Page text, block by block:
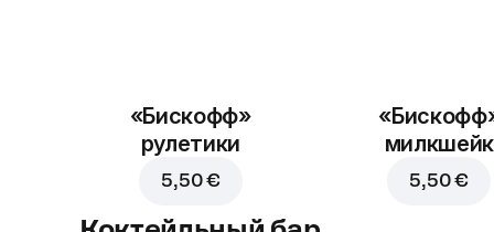
«Бискофф»
рулетики
5,50 €
милкшейк
5,50 €